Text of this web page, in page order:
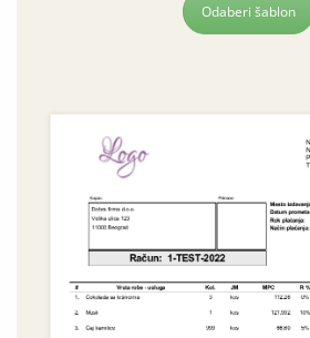
Odaberi šablon